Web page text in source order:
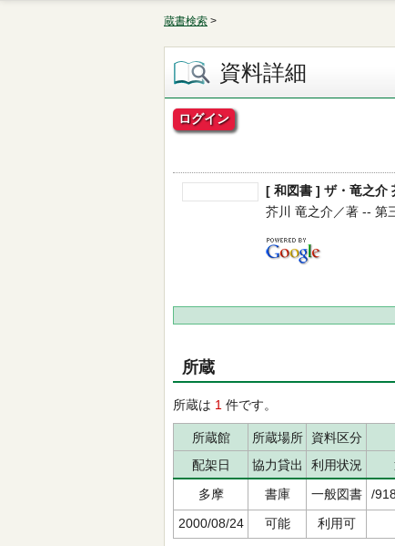
蔵書検索 >
資料詳細
ログイン
[ 和図書 ] ザ・竜之介
芥川 竜之介／著 -- 第
所蔵
所蔵は 1 件です。
所蔵館 所蔵場所 資料区分
配架日
協力貸出 利用状況
多摩
書庫 一般図書 /
2000/08/24 可能 利用可